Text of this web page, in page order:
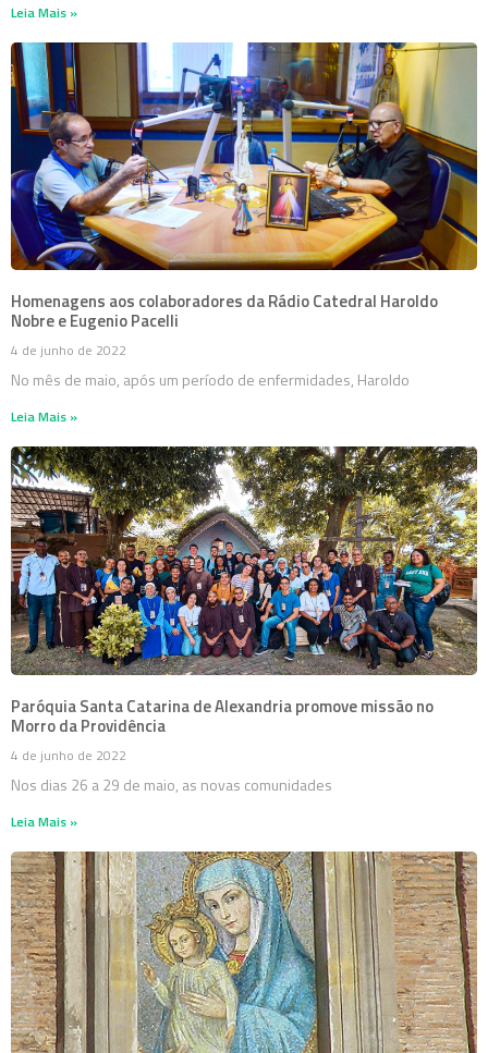
Leia Mais »
Homenagens aos colaboradores da Rádio Catedral Haroldo
Nobre e Eugenio Pacelli
4 de junho de 2022
No mês de maio, após um período de enfermidades, Haroldo
Leia Mais »
Paróquia Santa Catarina de Alexandria promove missão no
Morro da Providência
4 de junho de 2022
Nos dias 26 a 29 de maio, as novas comunidades
Leia Mais »